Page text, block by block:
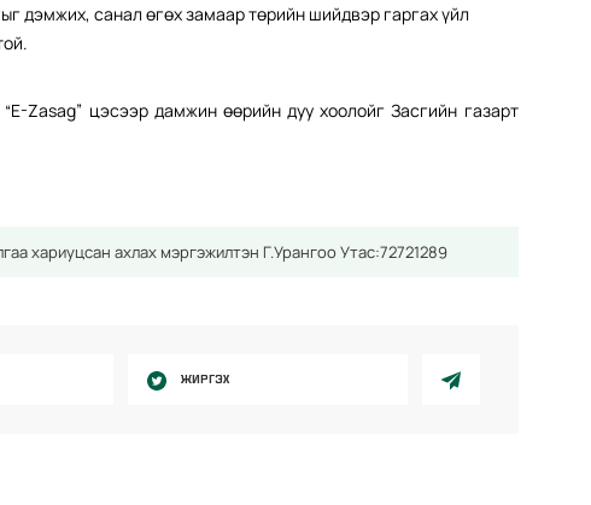
дэмжих, санал өгөх замаар төрийн шийдвэр гаргах үйл
Zasag” цэсээр дамжин өөрийн дуу хоолойг Засгийн газарт
хариуцсан ахлах мэргэжилтэн Г.Урангоо Утас:72721289
ЖИРГЭХ